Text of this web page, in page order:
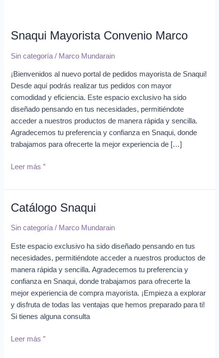
Snaqui Mayorista Convenio Marco
Sin categoría / Marco Mundarain
¡Bienvenidos al nuevo portal de pedidos mayorista de Snaqui!
Desde aquí podrás realizar tus pedidos con mayor
comodidad y eficiencia. Este espacio exclusivo ha sido
diseñado pensando en tus necesidades, permitiéndote
acceder a nuestros productos de manera rápida y sencilla.
Agradecemos tu preferencia y confianza en Snaqui, donde
trabajamos para ofrecerte la mejor experiencia de […]
Snaqui
Convenio
Leer más ”
Catálogo Snaqui
Sin categoría/ Marco Mundarain
Este espacio exclusivo ha sido diseñado pensando en tus
necesidades, permitiéndote acceder a nuestros productos de
manera rápida y sencilla. Agradecemos tu preferencia y
confianza en Snaqui, donde trabajamos para ofrecerte la
mejor experiencia de compra mayorista. ¡Empieza a explorar
y disfruta de todas las ventajas que hemos preparado para ti!
Si tienes alguna consulta
Catálogo
Leer más ”